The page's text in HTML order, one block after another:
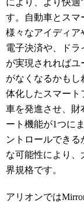
により、より快適
す。自動車とスマ
様々なアイディア
電子決済や、ド
が実現されれば
がなくなるかもし
体化したスマート
車を発進させ、財
ート機能が1つに
ントロールでき
な可能性により、
界規格です。
アリオンでは